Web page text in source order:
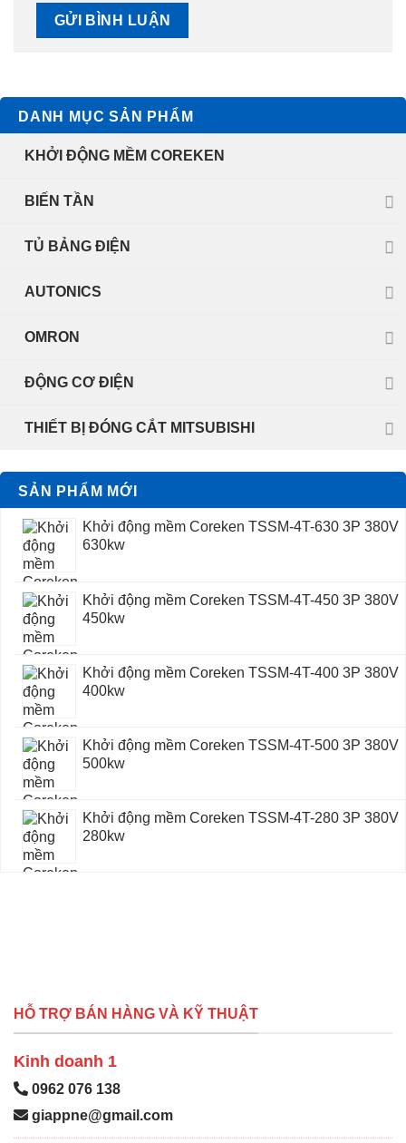
DANH MỤC SẢN PHẨM
KHỞI ĐỘNG MỀM COREKEN
BIẾN TẦN
TỦ BẢNG ĐIỆN
AUTONICS
OMRON
ĐỘNG CƠ ĐIỆN
THIẾT BỊ ĐÓNG CẮT MITSUBISHI
SẢN PHẨM MỚI
Khởi động mềm Coreken TSSM-4T-630 3P 380V
630kw
Khởi động mềm Coreken TSSM-4T-450 3P 380V
450kw
Khởi động mềm Coreken TSSM-4T-400 3P 380V
400kw
Khởi động mềm Coreken TSSM-4T-500 3P 380V
500kw
Khởi động mềm Coreken TSSM-4T-280 3P 380V
280kw
HỖ TRỢ BÁN HÀNG VÀ KỸ THUẬT
Kinh doanh 1
0962 076 138
giappne@gmail.com